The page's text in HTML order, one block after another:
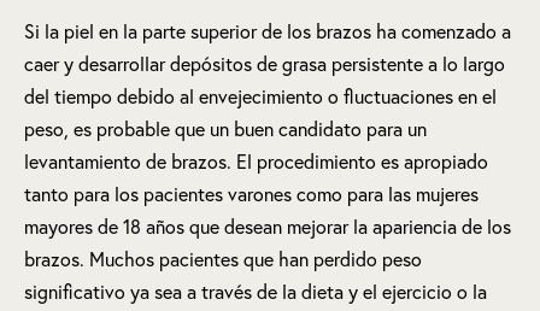
Si la piel en la parte superior de los brazos ha comenzado a
caer y desarrollar depósitos de grasa persistente a lo largo
del tiempo debido al envejecimiento o fluctuaciones en el
peso, es probable que un buen candidato para un
levantamiento de brazos. El procedimiento es apropiado
tanto para los pacientes varones como para las mujeres
mayores de 18 años que desean mejorar la apariencia de los
brazos. Muchos pacientes que han perdido peso
significativo ya sea a través de la dieta y el ejercicio o la